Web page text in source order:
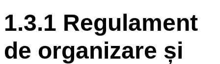
1.3.1 Regulament
de organizare și